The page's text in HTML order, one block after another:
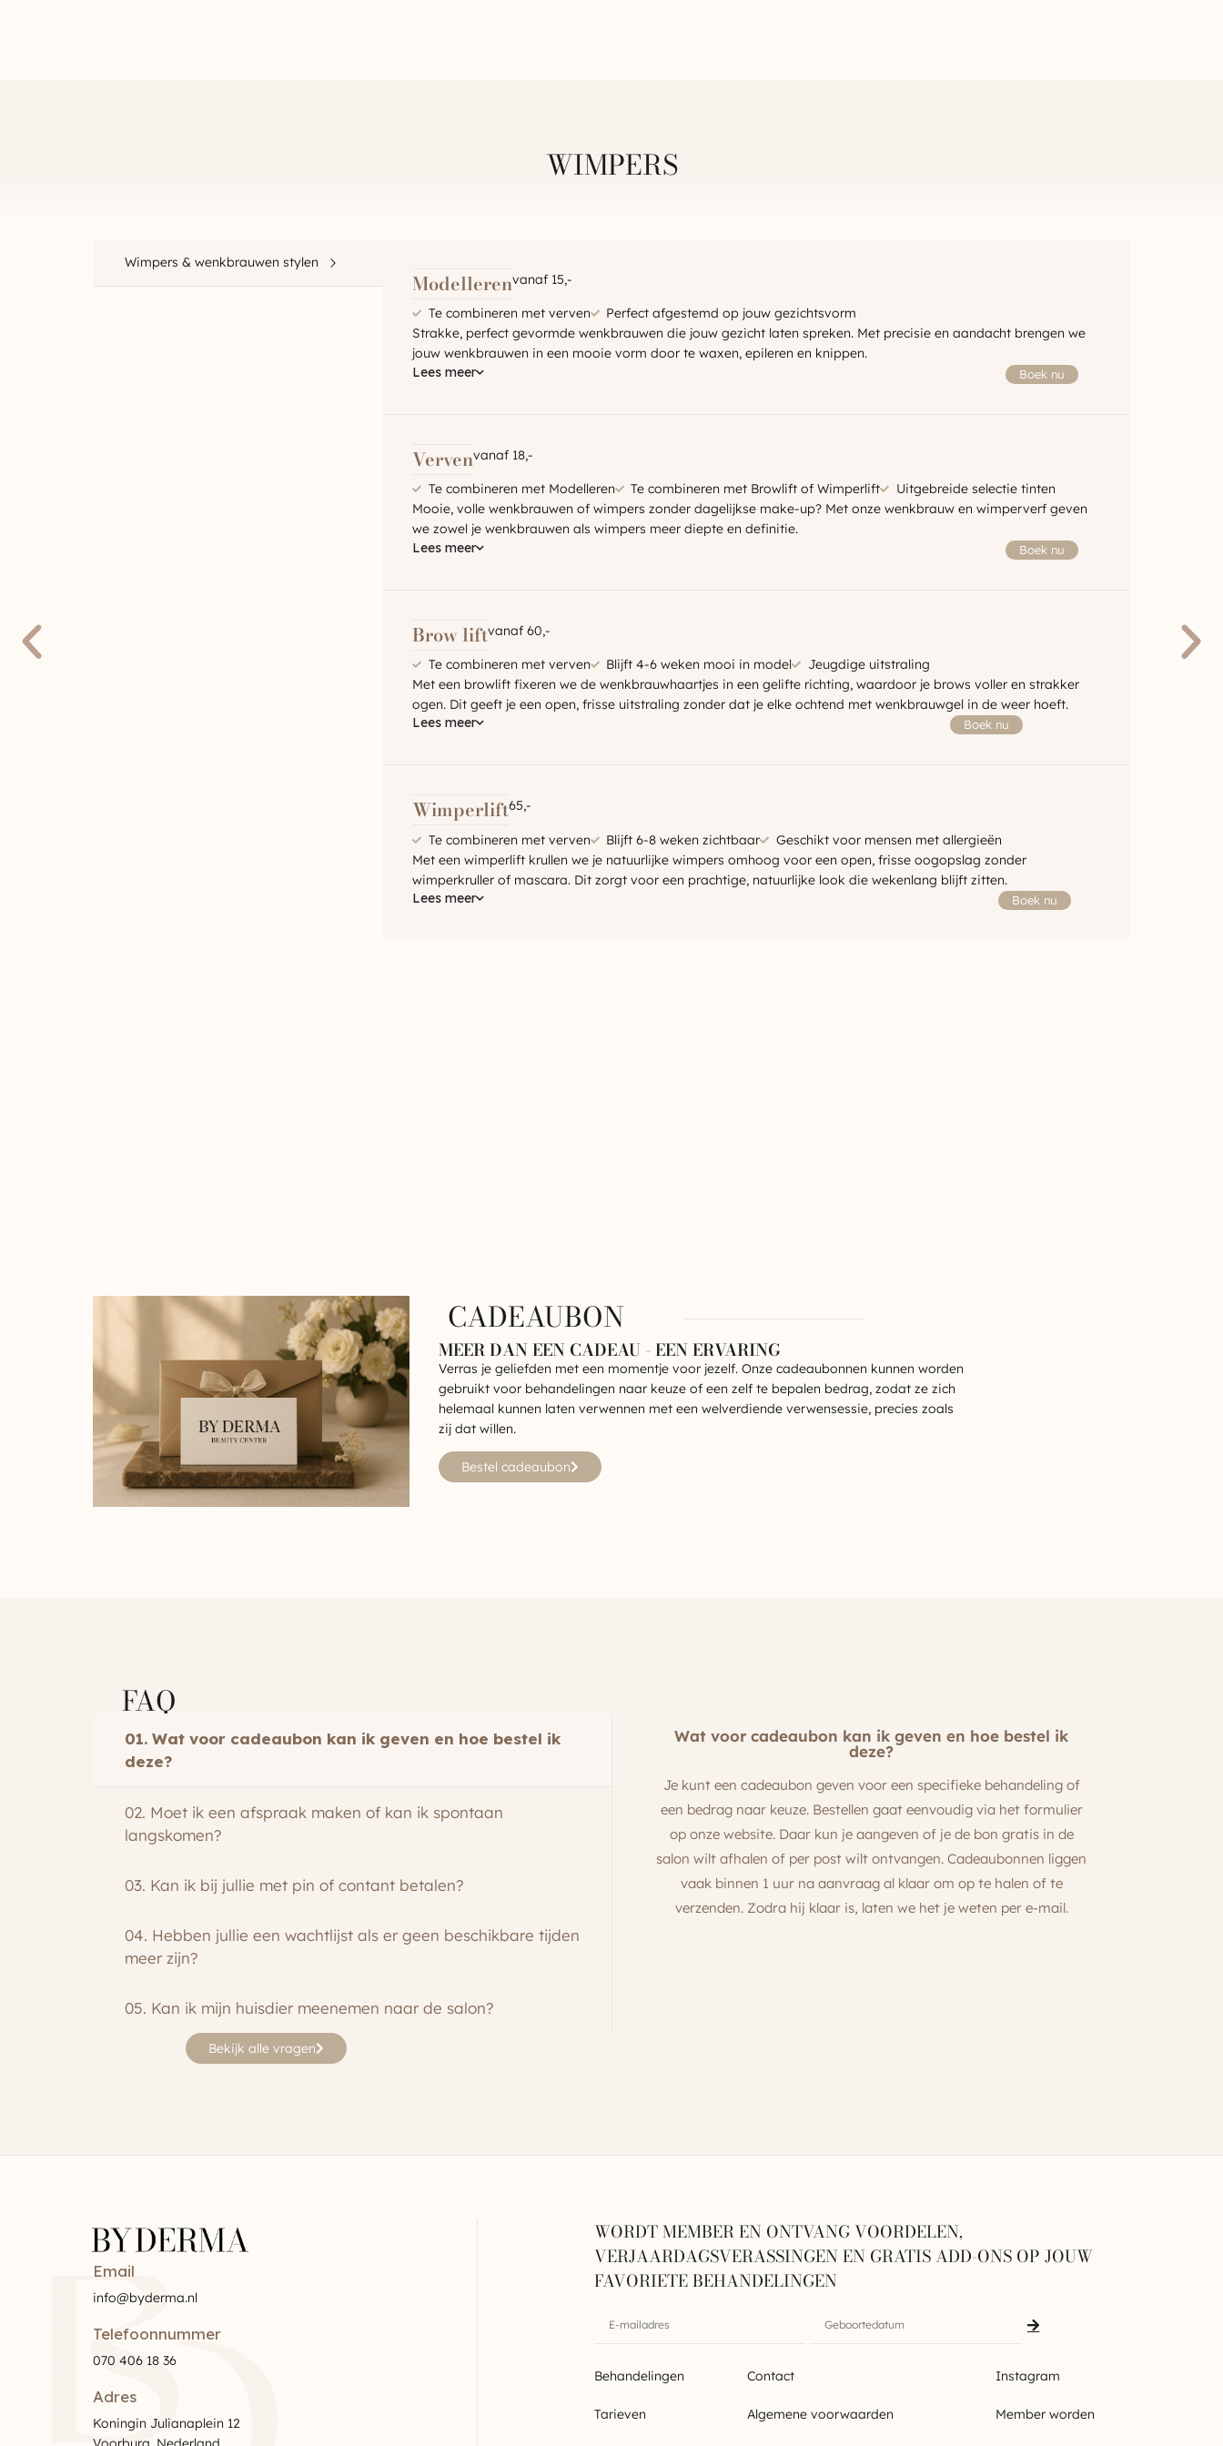
WIMPERS
Wimpers & wenkbrauwen stylen
Modellerenvanaf 15,-
Te combineren met verven
Perfect afgestemd op jouw gezichtsvorm
Strakke, perfect gevormde wenkbrauwen die jouw gezicht laten spreken. Met precisie en aandacht brengen we
jouw wenkbrauwen in een mooie vorm door te waxen, epileren en knippen.
Lees meer
Boek nu
Vervenvanaf 18,-
Te combineren met Modelleren Te combineren met Browlift of Wimperlift
Uitgebreide selectie tinten
Mooie, volle wenkbrauwen of wimpers zonder dagelijkse make-up? Met onze wenkbrauw en wimperverf geven
we zowel je wenkbrauwen als wimpers meer diepte en definitie.
Lees meer
Boek nu
Brow liftvanaf 60,-
Te combineren met verven Blijft 4-6 weken mooi in model
Jeugdige uitstraling
Met een browlift fixeren we de wenkbrauwhaartjes in een gelifte richting, waardoor je brows voller en strakker
ogen. Dit geeft je een open, frisse uitstraling zonder dat je elke ochtend met wenkbrauwgel in de weer hoeft.
Lees meer
Boek nu
Wimperlift65,-
Te combineren met verven Blijft 6-8 weken zichtbaar
Geschikt voor mensen met allergieën
Met een wimperlift krullen we je natuurlijke wimpers omhoog voor een open, frisse oogopslag zonder
wimperkruller of mascara. Dit zorgt voor een prachtige, natuurlijke look die wekenlang blijft zitten.
Lees meer
Boek nu
CADEAUBON
MEER DAN EEN CADEAU - EEN ERVARING
Verras je geliefden met een momentje voor jezelf. Onze cadeaubonnen kunnen worden
gebruikt voor behandelingen naar keuze of een zelf te bepalen bedrag, zodat ze zich
helemaal kunnen laten verwennen met een welverdiende verwensessie, precies zoals
zij dat willen.
Bestel cadeaubon
FAQ
01. Wat voor cadeaubon kan ik geven en hoe bestel ik
deze?
02. Moet ik een afspraak maken of kan ik spontaan
langskomen?
03. Kan ik bij jullie met pin of contant betalen?
04. Hebben jullie een wachtlijst als er geen beschikbare tijden
meer zijn?
05. Kan ik mijn huisdier meenemen naar de salon?
Wat voor cadeaubon kan ik geven en hoe bestel ik
deze?
Je kunt een cadeaubon geven voor een specifieke behandeling of
een bedrag naar keuze. Bestellen gaat eenvoudig via het formulier
op onze website. Daar kun je aangeven of je de bon gratis in de
salon wilt afhalen of per post wilt ontvangen. Cadeaubonnen liggen
vaak binnen 1 uur na aanvraag al klaar om op te halen of te
verzenden. Zodra hij klaar is, laten we het je weten per e-mail.
Bekijk alle vragen
Email
info@byderma.nl
Telefoonnummer
070 406 18 36
Adres
Koningin Julianaplein 12
WORDT MEMBER EN ONTVANG VOORDELEN,
VERJAARDAGSVERASSINGEN EN GRATIS ADD-ONS OP JOUW
FAVORIETE BEHANDELINGEN
Behandelingen
Tarieven
Contact
Algemene voorwaarden
Instagram
Member worden